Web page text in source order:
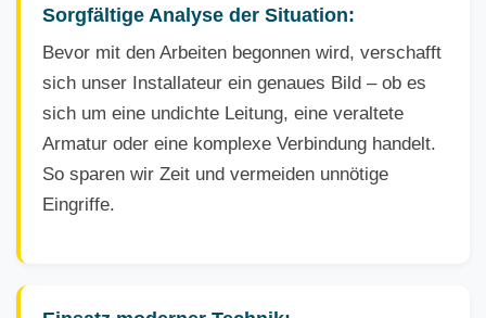
Sorgfältige Analyse der Situation:
Bevor mit den Arbeiten begonnen wird, verschafft
sich unser Installateur ein genaues Bild – ob es
sich um eine undichte Leitung, eine veraltete
Armatur oder eine komplexe Verbindung handelt.
So sparen wir Zeit und vermeiden unnötige
Eingriffe.